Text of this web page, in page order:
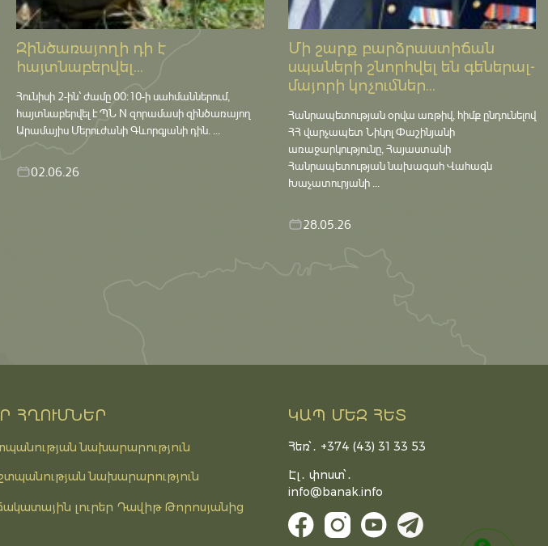
Զինծառայողի դի է
հայտնաբերվել...
Հունիսի 2-ին՝ ժամը 00:10-ի սահմաններում,
հայտնաբերվել է ՊՆ N զորամասի զինծառայող
Արամայիս Մերուժանի Գևորգյանի դին. ...
02.06.26
Մի շարք բարձրաստիճան
սպաների շնորհվել են գեներալ-
մայորի կոչումներ...
Հանրապետության օրվա առթիվ, հիմք ընդունելով
ՀՀ վարչապետ Նիկոլ Փաշինյանի
առաջարկությունը, Հայաստանի
Հանրապետության նախագահ Վահագն
Խաչատուրյանի ...
28.05.26
ՀՂՈՒՄՆԵՐ
նախարարություն
նախարարություն
լուրեր Դավիթ Թորոսյանից
ԿԱՊ ՄԵԶ ՀԵՏ
Հեռ՝․ +374 (43) 31 33 53
Էլ․ փոստ՝․
info@banak.info